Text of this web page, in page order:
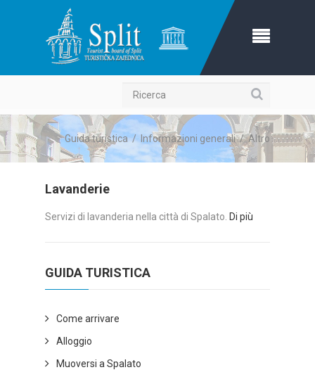
Ricerca
Guida turistica/ Informazioni generali/Altro
Lavanderie
Servizi di lavanderia nella città di Spalato. Di più
GUIDA TURISTICA
Come arrivare
Alloggio
Muoversi a Spalato